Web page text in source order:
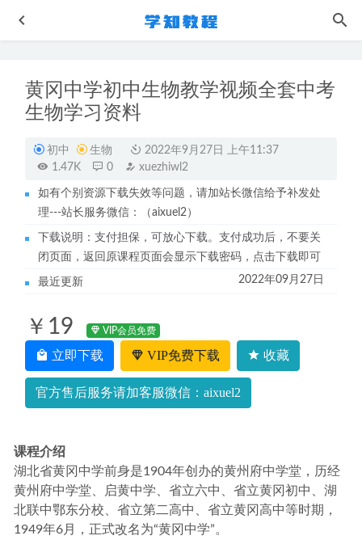
黄冈中学初中生物教学视频全套中考
生物学习资料
初中 生物
2022年9月27日 上午11:37
1.47K
0 xuezhiwl2
如有个别资源下载失效等问题，请加站长微信给予补发处
理---站长服务微信：（aixuel2）
下载说明：支付担保，可放心下载。支付成功后，不要关
闭页面，返回原课程页面会显示下载密码，点击下载即可
最近更新 2022年09月27日
￥19 VIP会员免费
立即下载 VIP免费下载 收藏
官方售后服务请加客服微信：aixuel2
课程介绍
湖北省黄冈中学前身是1904年创办的黄州府中学堂，历经
黄州府中学堂、启黄中学、省立六中、省立黄冈初中、湖
北联中鄂东分校、省立第二高中、省立黄冈高中等时期，
1949年6月，正式改名为“黄冈中学”。
作业帮2023秦琳高三政治a+春季班高考政治二三轮复习视频
教程+课堂笔记 2023-06-07
作业帮2023何连伟高二物理a+春季班视频教程+课堂笔记
2023-07-22
高中政治网课教程学魁榜孙倩璐高中政治秒杀课视频教程
政法大学(半亩方塘)法学考试视频教程+讲义-民法/民诉/刑
法/刑诉教学课程
2022-11-30
凉学长23年高三数学课程+讲义全年班
2023-10-15